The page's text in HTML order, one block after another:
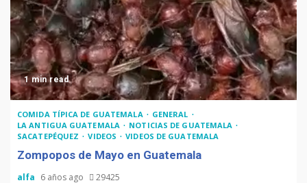
1 min read
COMIDA TÍPICA DE GUATEMALA
GENERAL
LA ANTIGUA GUATEMALA
NOTICIAS DE GUATEMALA
SACATEPÉQUEZ
VIDEOS VIDEOS DE GUATEMALA
Zompopos de Mayo en Guatemala
alfa 6 años ago 29425